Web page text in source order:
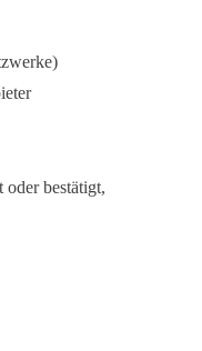
bestätigt,